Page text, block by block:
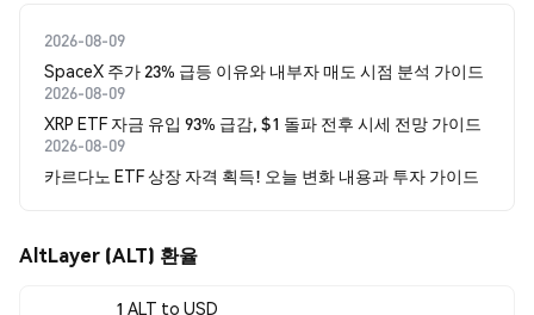
2026-08-09
SpaceX 주가 23% 급등 이유와 내부자 매도 시점 분석 가이드
2026-08-09
XRP ETF 자금 유입 93% 급감, $1 돌파 전후 시세 전망 가이드
2026-08-09
카르다노 ETF 상장 자격 획득! 오늘 변화 내용과 투자 가이드
AltLayer (ALT) 환율
1 ALT to USD